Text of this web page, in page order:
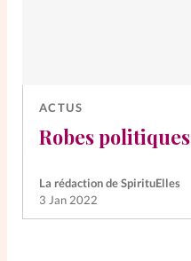
ACTUS
Robes politiques
La rédaction de SpirituElles
3 Jan 2022